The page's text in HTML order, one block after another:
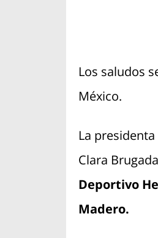
Los saludos
México.
La
Clara
Deportivo
Madero.